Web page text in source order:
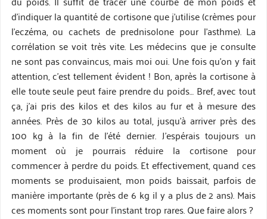
d’indiquer la quantité de cortisone que j’utilise (crèmes pour
l’eczéma, ou cachets de prednisolone pour l’asthme). La
corrélation se voit très vite. Les médecins que je consulte
ne sont pas convaincus, mais moi oui. Une fois qu’on y fait
attention, c’est tellement évident ! Bon, après la cortisone à
elle toute seule peut faire prendre du poids… Bref, avec tout
ça, j’ai pris des kilos et des kilos au fur et à mesure des
années. Près de 30 kilos au total, jusqu’à arriver près des
100 kg à la fin de l’été dernier. J’espérais toujours un
moment où je pourrais réduire la cortisone pour
commencer à perdre du poids. Et effectivement, quand ces
moments se produisaient, mon poids baissait, parfois de
manière importante (près de 6 kg il y a plus de 2 ans). Mais
ces moments sont pour l’instant trop rares. Que faire alors ?